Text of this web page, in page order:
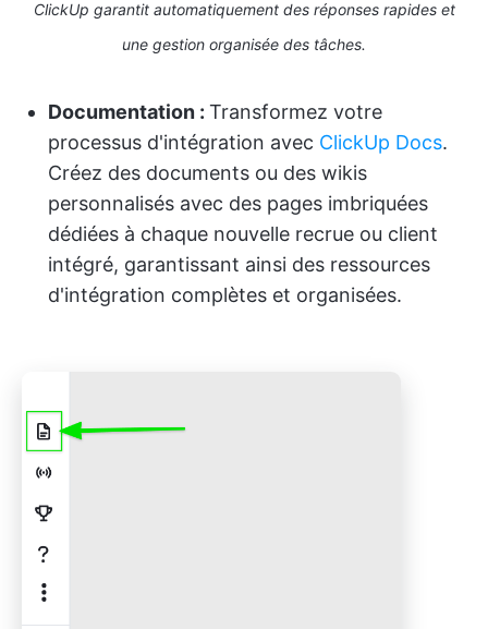
ClickUp garantit automatiquement des réponses rapides et
une gestion organisée des tâches.
Documentation : Transformez votre
processus d'intégration avec ClickUp Docs.
Créez des documents ou des wikis
personnalisés avec des pages imbriquées
dédiées à chaque nouvelle recrue ou client
intégré, garantissant ainsi des ressources
d'intégration complètes et organisées.